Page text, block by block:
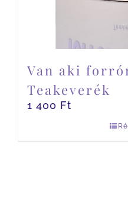
Van aki
Teakeverék
1 400 Ft